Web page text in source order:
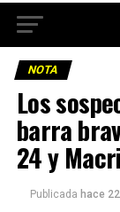
NOTA
Los
barra
24 y Macri
Publicada hace